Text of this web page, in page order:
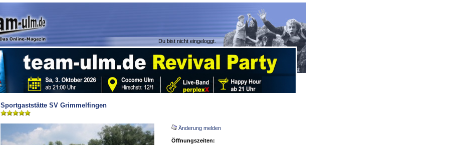
Du bist nicht eingeloggt.
Sportgaststätte SV Grimmelfingen
Änderung melden
Öffnungszeiten: